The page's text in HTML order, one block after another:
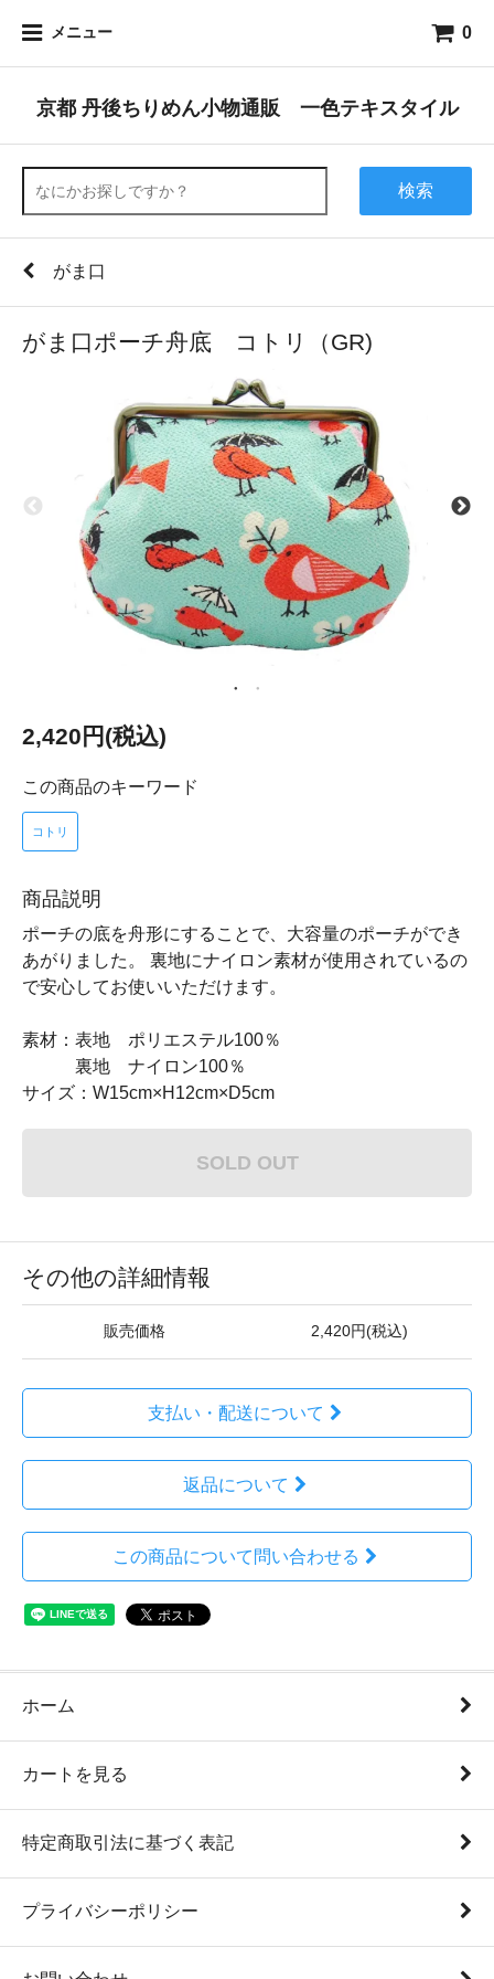
メニュー 0
京都 丹後ちりめん小物通販 一色テキスタイル
検索
がま口
がま口ポーチ舟底 コトリ（GR)
2,420円(税込)
この商品のキーワード
コトリ
商品説明
ポーチの底を舟形にすることで、大容量のポーチができ
あがりました。 裏地にナイロン素材が使用されているの
で安心してお使いいただけます。
素材：表地 ポリエステル100％
裏地 ナイロン100％
サイズ：W15cm×H12cm×D5cm
SOLD OUT
その他の詳細情報
販売価格 2,420円(税込)
支払い・配送について
返品について
この商品について問い合わせる
ホーム
カートを見る
特定商取引法に基づく表記
プライバシーポリシー